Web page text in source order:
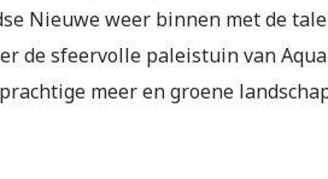
Nieuwe weer binnen met de
de sfeervolle paleistuin van
meer en groene